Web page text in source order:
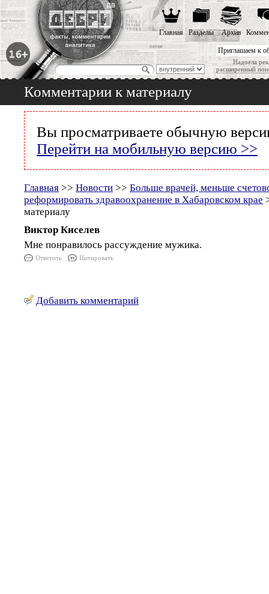
Приглашаем к
Надоела
расширенный
Главная Разделы Архив
Комментарии к материалу
Вы просматриваете обычную
Перейти на мобильную версию >>
Главная >> Новости >> Больше врачей, меньше
реформировать здравоохранение в Хабаровском крае
материалу
Виктор Киселев
Мне понравилось рассуждение мужика.
Ответить Цитировать
Добавить комментарий